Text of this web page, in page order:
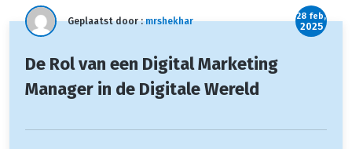
Geplaatst door :mrshekhar 28 feb,
2025
De Rol van een Digital Marketing
Manager in de Digitale Wereld